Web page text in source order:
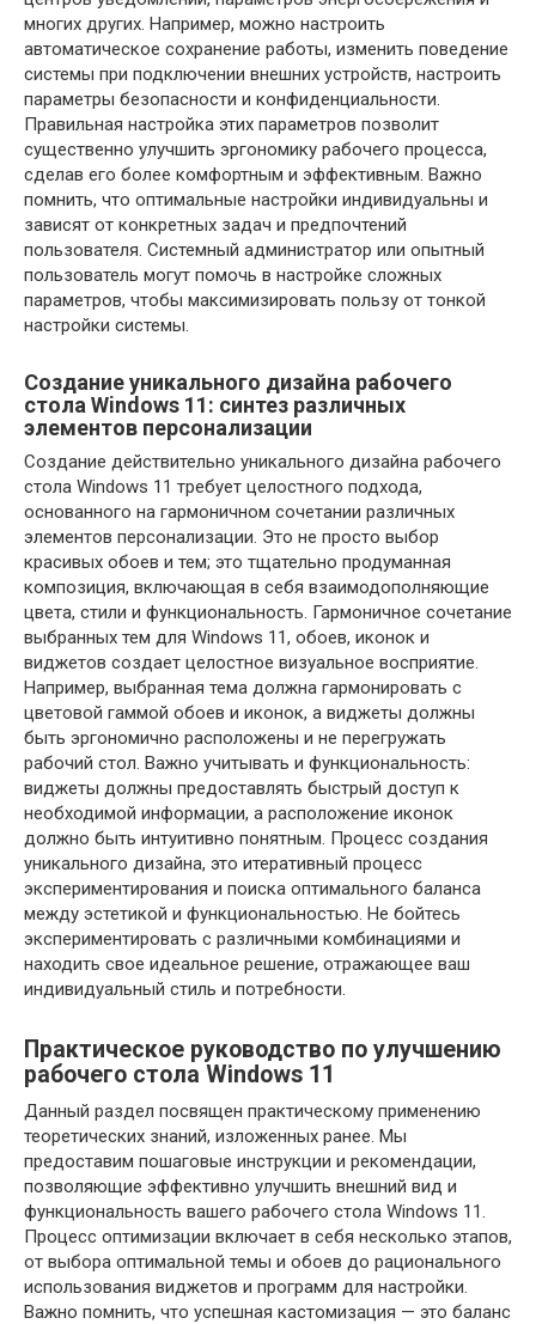
многих других. Например, можно настроить
автоматическое сохранение работы, изменить поведение
системы при подключении внешних устройств, настроить
параметры безопасности и конфиденциальности.
Правильная настройка этих параметров позволит
существенно улучшить эргономику рабочего процесса,
сделав его более комфортным и эффективным. Важно
помнить, что оптимальные настройки индивидуальны и
зависят от конкретных задач и предпочтений
пользователя. Системный администратор или опытный
пользователь могут помочь в настройке сложных
параметров, чтобы максимизировать пользу от тонкой
настройки системы.
Создание уникального дизайна рабочего
стола Windows 11: синтез различных
элементов персонализации
Создание действительно уникального дизайна рабочего
стола Windows 11 требует целостного подхода,
основанного на гармоничном сочетании различных
элементов персонализации. Это не просто выбор
красивых обоев и тем; это тщательно продуманная
композиция, включающая в себя взаимодополняющие
цвета, стили и функциональность. Гармоничное сочетание
выбранных тем для Windows 11, обоев, иконок и
виджетов создает целостное визуальное восприятие.
Например, выбранная тема должна гармонировать с
цветовой гаммой обоев и иконок, а виджеты должны
быть эргономично расположены и не перегружать
рабочий стол. Важно учитывать и функциональность:
виджеты должны предоставлять быстрый доступ к
необходимой информации, а расположение иконок
должно быть интуитивно понятным. Процесс создания
уникального дизайна, это итеративный процесс
экспериментирования и поиска оптимального баланса
между эстетикой и функциональностью. Не бойтесь
экспериментировать с различными комбинациями и
находить свое идеальное решение, отражающее ваш
индивидуальный стиль и потребности.
Практическое руководство по улучшению
рабочего стола Windows 11
Данный раздел посвящен практическому применению
теоретических знаний, изложенных ранее. Мы
предоставим пошаговые инструкции и рекомендации,
позволяющие эффективно улучшить внешний вид и
функциональность вашего рабочего стола Windows 11.
Процесс оптимизации включает в себя несколько этапов,
от выбора оптимальной темы и обоев до рационального
использования виджетов и программ для настройки.
Важно помнить, что успешная кастомизация — это баланс